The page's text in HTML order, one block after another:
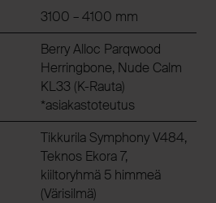
3100 – 4100 mm
Berry Alloc Parqwood
Herringbone, Nude Calm
KL33 (K-Rauta)
*asiakastoteutus
Tikkurila Symphony V484,
Teknos Ekora 7,
kiiltoryhmä 5 himmeä
(Värisilmä)